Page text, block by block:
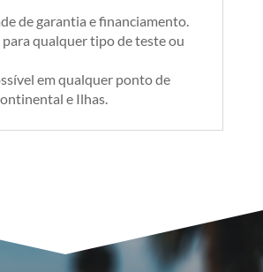
de garantia e financiamento.
qualquer tipo de teste ou
em qualquer ponto de
e Ilhas.